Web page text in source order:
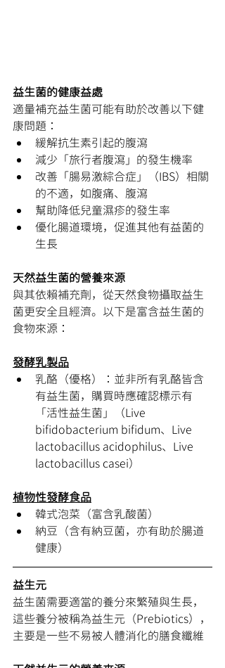
益生菌的健康益處
適量補充益生菌可能有助於改善以下健
康問題：
緩解抗生素引起的腹瀉
減少「旅行者腹瀉」的發生機率
改善「腸易激綜合症」（IBS）相關
的不適，如腹痛、腹瀉
幫助降低兒童濕疹的發生率
優化腸道環境，促進其他有益菌的
生長
天然益生菌的營養來源
與其依賴補充劑，從天然食物攝取益生
菌更安全且經濟。以下是富含益生菌的
食物來源：
發酵乳製品
乳酪（優格）：並非所有乳酪皆含
有益生菌，購買時應確認標示有
「活性益生菌」（Live
bifidobacterium bifidum、Live
lactobacillus acidophilus、Live
lactobacillus casei）
植物性發酵食品
韓式泡菜（富含乳酸菌）
納豆（含有納豆菌，亦有助於腸道
健康）
益生元
益生菌需要適當的養分來繁殖與生長，
這些養分被稱為益生元（Prebiotics），
主要是一些不易被人體消化的膳食纖維